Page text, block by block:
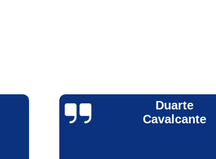
Felipe
Ferlandes